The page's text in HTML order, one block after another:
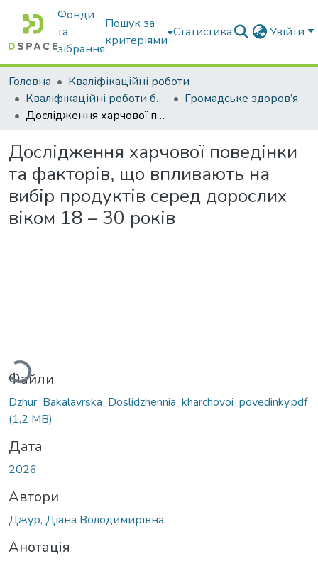
Фонди
та
зібрання
Пошук за
критеріями
Статистика Увійти
Головна
Кваліфікаційні роботи
Кваліфікаційні роботи бакалаврів
Громадське здоров’я
Дослідження харчової поведінки та факторів, що впливають на вибір продуктів серед дорослих віком 18 – 30 років
Дослідження харчової поведінки
та факторів, що впливають на
вибір продуктів серед дорослих
віком 18 – 30 років
Вантажиться...
Файли
Dzhur_Bakalavrska_Doslidzhennia_kharchovoi_povedinky.pdf
(1,2 MB)
Дата
2026
Автори
Джур, Діана Володимирівна
Анотація